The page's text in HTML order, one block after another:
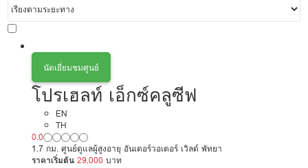
นัดเยี่ยมชมศูนย์
โปรเฮลท์ เอ็กซ์คลูซีฟ
EN
TH
0.0
1.7 กม. ศูนย์ดูแลผู้สูงอายุ อันเดอร์วอเตอร์ เวิลด์ พัทยา
ราคาเริ่มต้น 29,000 บาท